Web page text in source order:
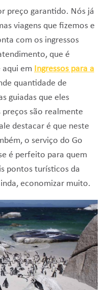
preço garantido. Nós já
viagens que fizemos e
com os ingressos
que é
aqui em Ingressos para a
quantidade de
guiadas que eles
preços são realmente
destacar é que neste
o serviço do Go
é perfeito para quem
pontos turísticos da
economizar muito.